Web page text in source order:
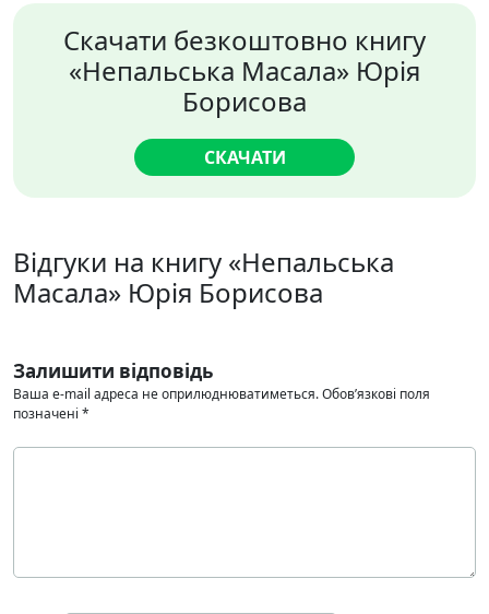
Скачати безкоштовно книгу
«Непальська Масала» Юрія
Борисова
СКАЧАТИ
Відгуки на книгу «Непальська
Масала» Юрія Борисова
Залишити відповідь
Ваша e-mail адреса не оприлюднюватиметься.Обов’язкові поля
позначені *